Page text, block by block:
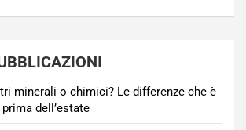
minerali o chimici? Le differenze che è
dell’estate